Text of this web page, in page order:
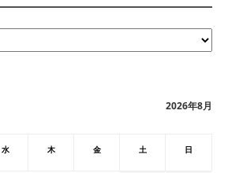
2026年8月
水 木 金 土 日